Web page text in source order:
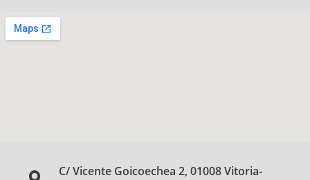
C/ Vicente Goicoechea 2, 01008 Vitoria-